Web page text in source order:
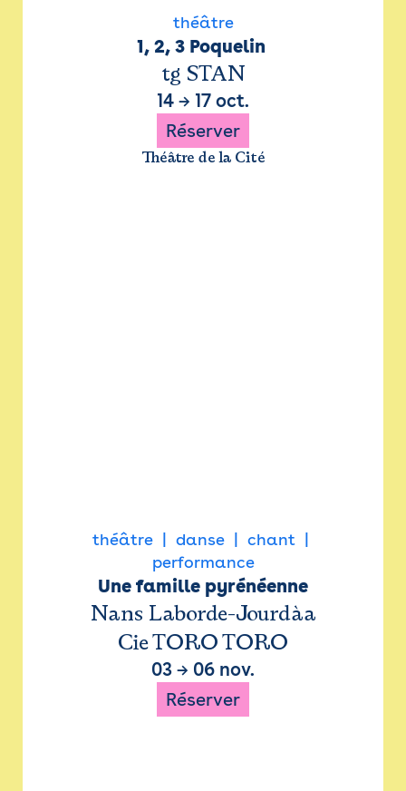
théâtre
1, 2, 3 Poquelin
tg STAN
14 → 17 oct.
Réserver
Théâtre de la Cité
théâtre danse
chant
performance
Une famille pyrénéenne
Nans Laborde-Jourdàa
Cie TORO TORO
03 → 06 nov.
Réserver